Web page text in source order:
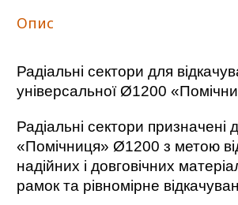
Опис
Радіальні сектори для
універсальної Ø1200
Радіальні сектори
«Помічниця» Ø1200 з метою
надійних і довговічних
рамок та рівномірне